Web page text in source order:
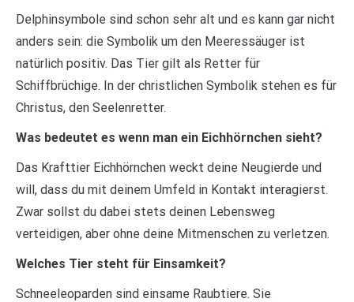
Delphinsymbole sind schon sehr alt und es kann gar nicht
anders sein: die Symbolik um den Meeressäuger ist
natürlich positiv. Das Tier gilt als Retter für
Schiffbrüchige. In der christlichen Symbolik stehen es für
Christus, den Seelenretter.
Was bedeutet es wenn man ein Eichhörnchen sieht?
Das Krafttier Eichhörnchen weckt deine Neugierde und
will, dass du mit deinem Umfeld in Kontakt interagierst.
Zwar sollst du dabei stets deinen Lebensweg
verteidigen, aber ohne deine Mitmenschen zu verletzen.
Welches Tier steht für Einsamkeit?
Schneeleoparden sind einsame Raubtiere. Sie